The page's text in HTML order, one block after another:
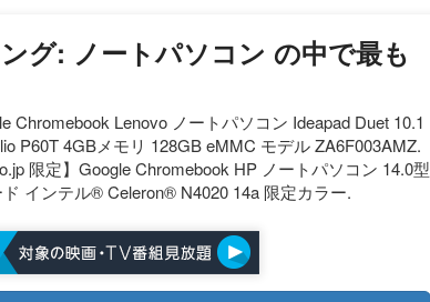
グ: ノートパソコン の中で最も
Chromebook Lenovo ノートパソコン Ideapad Duet 10.1
P60T 4GBメモリ 128GB eMMC モデル ZA6F003AMZ.
限定】Google Chromebook HP ノートパソコン 14.0型
インテル® Celeron® N4020 14a 限定カラー.